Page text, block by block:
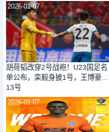
2026-01-07
胡荷韬改穿2号战袍！U23国足名
单公布，栾毅身披1号，王博豪变
13号
2026-01-07